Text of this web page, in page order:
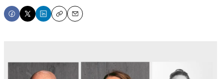
ShareShareShareCopyEmail